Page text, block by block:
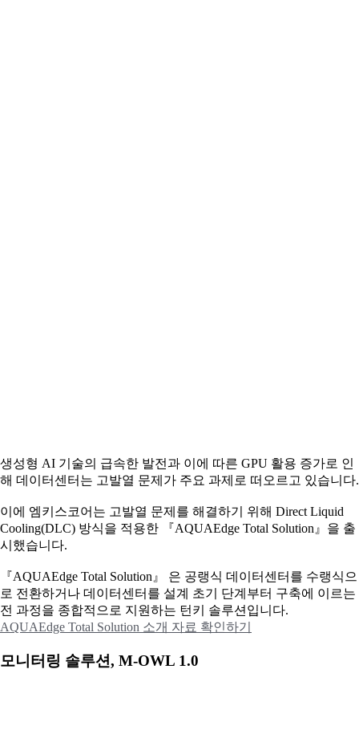
생성형 AI 기술의 급속한 발전과 이에 따른 GPU 활용 증가로 인
해 데이터센터는 고발열 문제가 주요 과제로 떠오르고 있습니다.
이에 엠키스코어는 고발열 문제를 해결하기 위해 Direct Liquid
Cooling(DLC) 방식을 적용한 『AQUAEdge Total Solution』을 출
시했습니다.
『AQUAEdge Total Solution』 은 공랭식 데이터센터를 수랭식으
로 전환하거나 데이터센터를 설계 초기 단계부터 구축에 이르는
전 과정을 종합적으로 지원하는 턴키 솔루션입니다.
AQUAEdge Total Solution 소개 자료 확인하기
모니터링 솔루션, M-OWL 1.0